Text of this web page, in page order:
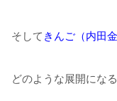
そして きんご（内田金
どのような展開にな